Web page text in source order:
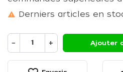
 Derniers articles en
− + Ajouter